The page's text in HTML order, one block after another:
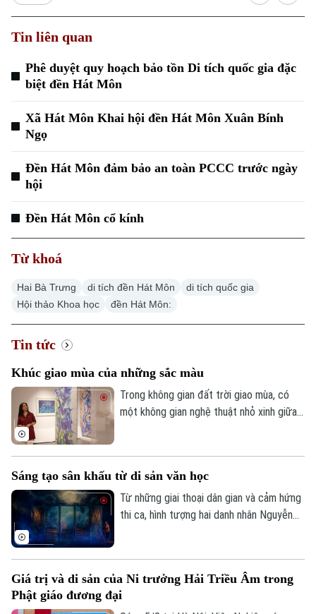
Xu hướng
Tin liên quan
Phê duyệt quy hoạch bảo tồn Di tích quốc gia đặc
biệt đền Hát Môn
Xã Hát Môn Khai hội đền Hát Môn Xuân Bính
Ngọ
Đền Hát Môn đảm bảo an toàn PCCC trước ngày
hội
Đền Hát Môn cổ kính
Từ khoá
Hai Bà Trưng di tích đền Hát Môn
di tích quốc gia
Hội thảo Khoa học
đền Hát Môn:
Tin tức
Khúc giao mùa của những sắc màu
Trong không gian đất trời giao mùa, có
một không gian nghệ thuật nhỏ xinh giữa
lúc lại rực rỡ, vui tươi. Triển lãm "Những
lớp thân quen" vì thế trở thành một khúc
giao mùa của hội họa.
Sáng tạo sân khấu từ di sản văn học
Từ những giai thoại dân gian và cảm hứng
thi ca, hình tượng hai danh nhân Nguyễn
Nguyễn Du – Hồ Xuân Hương ngoại
truyện hứa hẹn mang đến cho khán giả
Giá trị và di sản của Ni trưởng Hải Triều Âm trong
Phật giáo đương đại